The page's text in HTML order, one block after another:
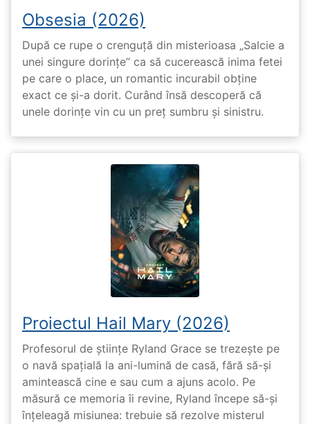
Obsesia (2026)
După ce rupe o crenguță din misterioasa „Salcie a
unei singure dorințe” ca să cucerească inima fetei
pe care o place, un romantic incurabil obține
exact ce și-a dorit. Curând însă descoperă că
unele dorințe vin cu un preț sumbru și sinistru.
Proiectul Hail Mary (2026)
Profesorul de științe Ryland Grace se trezește pe
o navă spațială la ani-lumină de casă, fără să-și
amintească cine e sau cum a ajuns acolo. Pe
măsură ce memoria îi revine, Ryland începe să-și
înțeleagă misiunea: trebuie să rezolve misterul